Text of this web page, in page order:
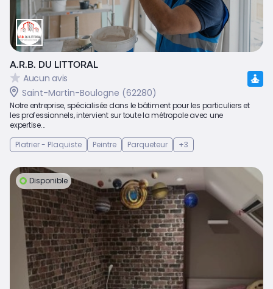
A.R.B. DU LITTORAL
Aucun avis
Saint-Martin-Boulogne (62280)
Notre entreprise, spécialisée dans le bâtiment pour les particuliers et
les professionnels, intervient sur toute la métropole avec une
expertise...
Platrier - Plaquiste
Peintre Parqueteur +3
Disponible